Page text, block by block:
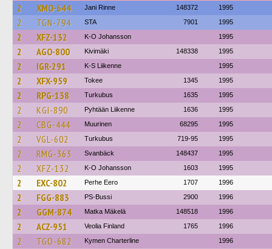
2 XMO-644 Jani Rinne 148372 1995
2 TGN-794 STA 7901 1995
2 XFZ-132 K-O Johansson 1995
2 AGO-800 Kivimäki 148338 1995
2 IGR-291 K-S Liikenne 1995
2 XFX-959 Tokee 1345 1995
2 RPG-138 Turkubus 1635 1995
2 KGI-890 Pyhtään Liikenne 1636 1995
2 CBG-444 Muurinen 68295 1995
2 VGL-602 Turkubus 719-95 1995
2 RMG-363 Svanbäck 148437 1995
2 XFZ-132 K-O Johansson 1603 1995
2 EXC-802 Perhe Eero 1707 1996
2 FGG-883 PS-Bussi 2900 1996
2 GGM-874 Matka Mäkelä 148518 1996
2 ACZ-951 Veolia Finland 1765 1996
2 TGO-682 Kymen Charterline 1996